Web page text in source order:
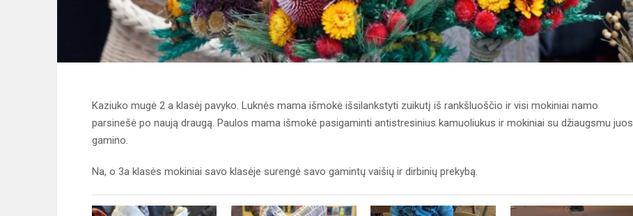
Kaziuko mugė 2 a klasėj pavyko. Luknės mama išmokė išsilankstyti zuikutį iš rankšluoščio ir visi mokiniai namo
parsinešė po naują draugą. Paulos mama išmokė pasigaminti antistresinius kamuoliukus ir mokiniai su džiaugsmu juos
gamino.
Na, o 3a klasės mokiniai savo klasėje surengė savo gamintų vaišių ir dirbinių prekybą.